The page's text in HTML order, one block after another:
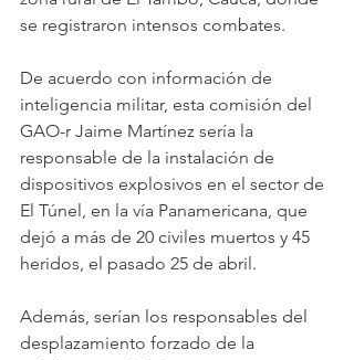
se registraron intensos combates.
De acuerdo con información de
inteligencia militar, esta comisión del
GAO-r Jaime Martínez sería la
responsable de la instalación de
dispositivos explosivos en el sector de
El Túnel, en la vía Panamericana, que
dejó a más de 20 civiles muertos y 45
heridos, el pasado 25 de abril.
Además, serían los responsables del
desplazamiento forzado de la